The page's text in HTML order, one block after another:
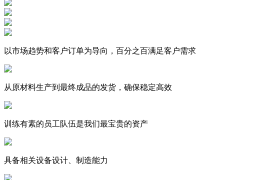
以市场趋势和客户订单为导向，百分之百满足客户需求
从原材料生产到最终成品的发货，确保稳定高效
训练有素的员工队伍是我们最宝贵的资产
具备相关设备设计、制造能力